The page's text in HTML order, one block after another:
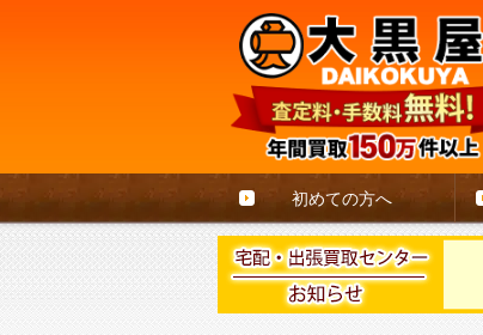
初めての方へ